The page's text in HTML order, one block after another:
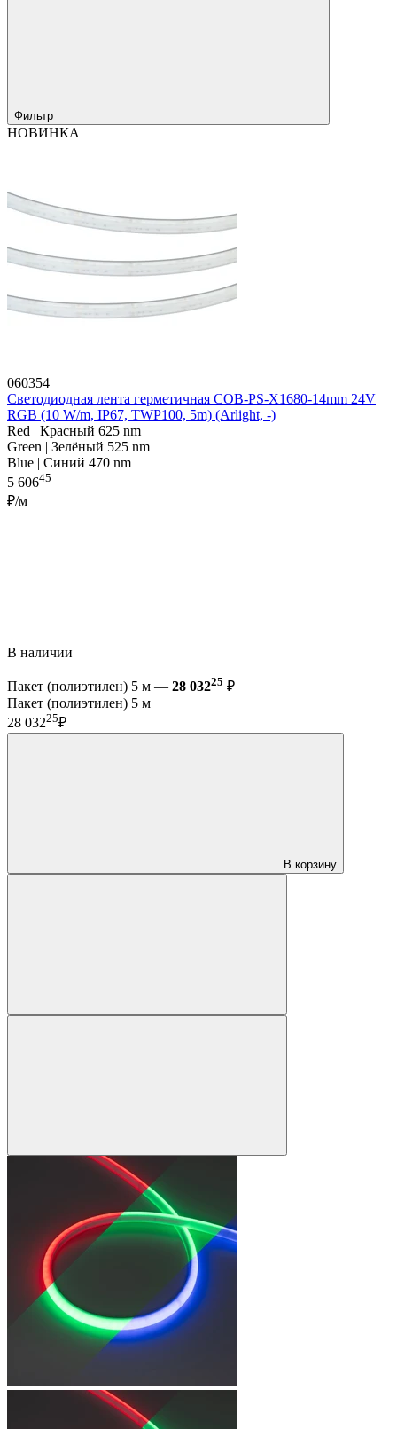
Фильтр
НОВИНКА
060354
Светодиодная лента герметичная COB-PS-X1680-14mm 24V
RGB (10 W/m, IP67, TWP100, 5m) (Arlight, -)
Red | Красный 625 nm
Green | Зелёный 525 nm
Blue | Синий 470 nm
5 60645
₽/м
В наличии
Пакет (полиэтилен) 5 м — 28 03225 ₽
Пакет (полиэтилен) 5 м
28 03225₽
В корзину